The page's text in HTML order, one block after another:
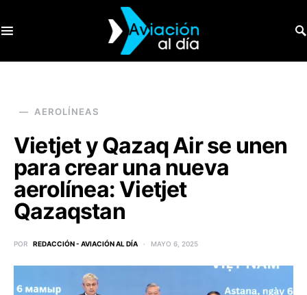
AEROLÍNEAS
Vietjet y Qazaq Air se unen
para crear una nueva
aerolínea: Vietjet
Qazaqstan
POR REDACCIÓN - AVIACIÓN AL DÍA MAYO 6, 2025